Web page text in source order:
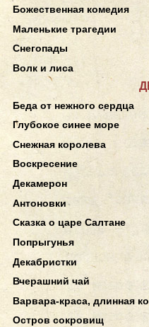
Божественная комедия
Маленькие трагедии
Снегопады
Волк и лиса
Беда от нежного сердца
Глубокое синее море
Снежная королева
Воскресение
Декамерон
Антоновки
Сказка о царе Салтане
Попрыгунья
Декабристки
Вчерашний чай
Варвара-краса, длинная
Остров сокровищ